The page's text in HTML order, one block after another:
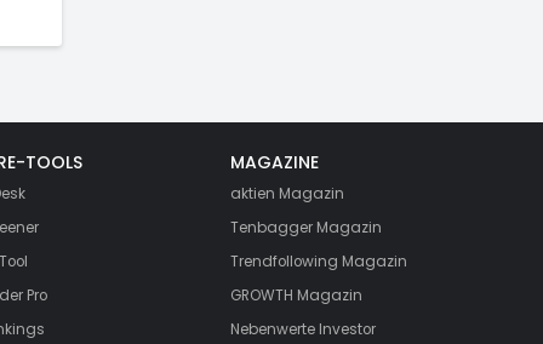
TOOLS
Pro
MAGAZINE
aktien Magazin
Tenbagger Magazin
Trendfollowing Magazin
GROWTH Magazin
Nebenwerte Investor